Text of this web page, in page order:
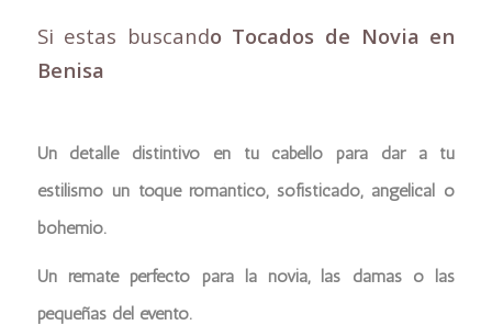
Si estas buscando Tocados de Novia en
Benisa
Un detalle distintivo en tu cabello para dar a tu
estilismo un toque romántico, sofisticado, angelical o
bohemio.
Un remate perfecto para la novia, las damas o las
pequeñas del evento.